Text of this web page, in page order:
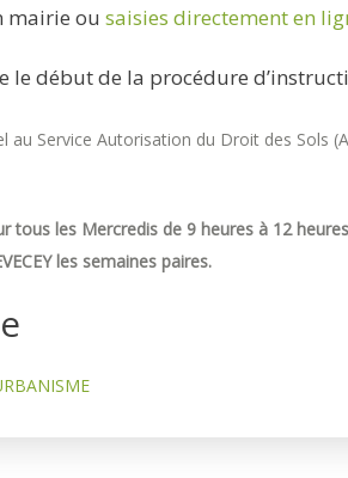
mairie ou saisies directement en
le début de la procédure
Service Autorisation du Droit des Sols
tous les Mercredis de 9 heures à 12
les semaines paires.